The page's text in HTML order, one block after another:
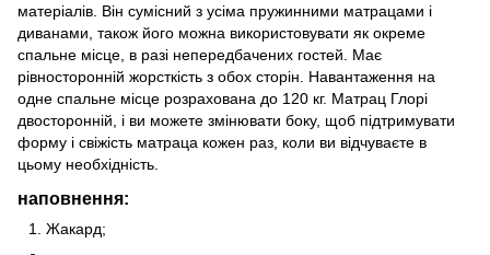
матеріалів. Він сумісний з усіма пружинними матрацами і
диванами, також його можна використовувати як окреме
спальне місце, в разі непередбачених гостей. Має
рівносторонній жорсткість з обох сторін. Навантаження на
одне спальне місце розрахована до 120 кг. Матрац Глорі
двосторонній, і ви можете змінювати боку, щоб підтримувати
форму і свіжість матраца кожен раз, коли ви відчуваєте в
цьому необхідність.
наповнення:
Жакард;